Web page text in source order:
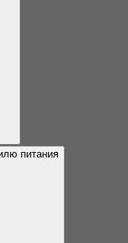
питания